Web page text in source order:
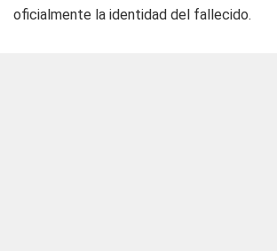
oficialmente la identidad del fallecido.